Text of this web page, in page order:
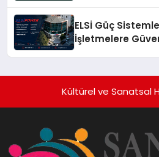
ELSİ Güç
İşletmelere
Kültürel ve Sanatsal